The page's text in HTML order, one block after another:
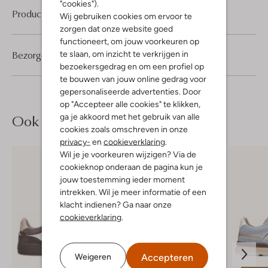
"cookies").
Wij gebruiken cookies om ervoor te
zorgen dat onze website goed
functioneert, om jouw voorkeuren op
te slaan, om inzicht te verkrijgen in
bezoekersgedrag en om een profiel op
te bouwen van jouw online gedrag voor
gepersonaliseerde advertenties. Door
op "Accepteer alle cookies" te klikken,
ga je akkoord met het gebruik van alle
cookies zoals omschreven in onze
privacy- en cookieverklaring
Wil je je voorkeuren wijzigen? Via de
cookieknop onderaan de pagina kun je
jouw toestemming ieder moment
intrekken. Wil je meer informatie of een
klacht indienen? Ga naar onze
cookieverklaring
Weigeren Accepteren
Product informatie
Bezorgen & retourneren
Ook iets voor jou?